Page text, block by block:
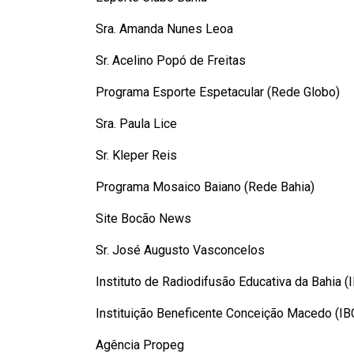
Sra. Amanda Nunes Leoa
Sr. Acelino Popó de Freitas
Programa Esporte Espetacular (Rede Globo)
Sra. Paula Lice
Sr. Kleper Reis
Programa Mosaico Baiano (Rede Bahia)
Site Bocão News
Sr. José Augusto Vasconcelos
Instituto de Radiodifusão Educativa da Bahia
Instituição Beneficente Conceição Macedo
Agência Propeg